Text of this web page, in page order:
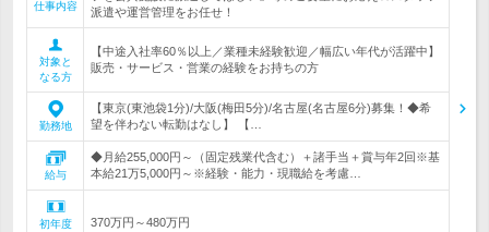
仕事内容
派遣や運営管理をお任せ！
対象と
なる方
【中途入社率60％以上／業種未経験歓迎／幅広い年代が活躍中】
販売・サービス・営業の経験をお持ちの方
勤務地
【東京(東池袋1分)/大阪(梅田5分)/名古屋(名古屋6分)募集！◆希
望を伴わない転勤はなし】 【…
給与
◆月給255,000円～（固定残業代含む）＋諸手当＋賞与年2回※基
本給21万5,000円～※経験・能力・現職給を考慮…
初年度
370万円～480万円